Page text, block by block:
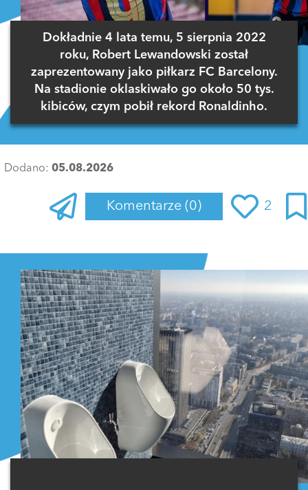
Dokładnie 4 lata temu, 5 sierpnia 2022
roku, Robert Lewandowski został
zaprezentowany jako piłkarz FC Barcelony.
Na stadionie oklaskiwało go około 50 tys.
kibiców, czym pobił rekord Ronaldinho.
Dodano: 05.08.2026
Komentarze (0) 2